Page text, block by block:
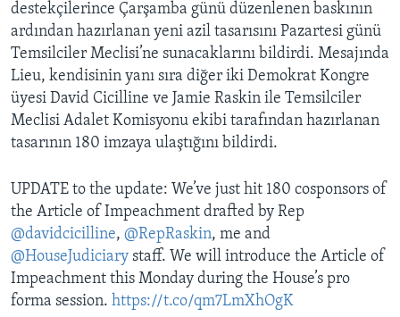
destekçilerince Çarşamba günü düzenlenen baskının
ardından hazırlanan yeni azil tasarısını Pazartesi günü
Temsilciler Meclisi’ne sunacaklarını bildirdi. Mesajında
Lieu, kendisinin yanı sıra diğer iki Demokrat Kongre
üyesi David Cicilline ve Jamie Raskin ile Temsilciler
Meclisi Adalet Komisyonu ekibi tarafından hazırlanan
tasarının 180 imzaya ulaştığını bildirdi.
UPDATE to the update: We’ve just hit 180 cosponsors of
the Article of Impeachment drafted by Rep
@davidcicilline, @RepRaskin, me and
@HouseJudiciary staff. We will introduce the Article of
Impeachment this Monday during the House’s pro
forma session. https://t.co/qm7LmXhOgK